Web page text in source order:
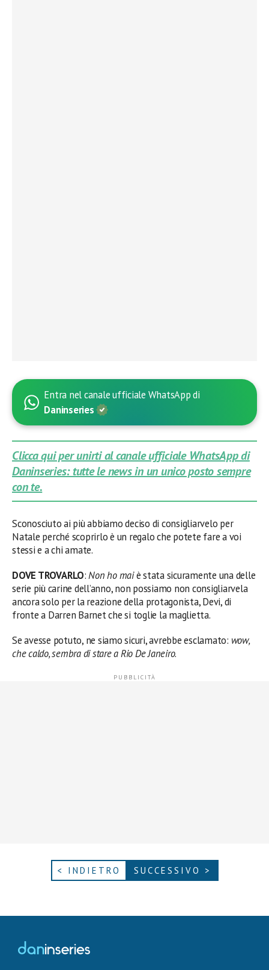
Entra nel canale ufficiale WhatsApp di
Daninseries
Clicca qui per unirti al canale ufficiale WhatsApp di
Daninseries: tutte le news in un unico posto sempre
con te.
Sconosciuto ai più abbiamo deciso di consigliarvelo per
Natale perché scoprirlo è un regalo che potete fare a voi
stessi e a chi amate.
DOVE TROVARLO:Non ho maiè stata sicuramente una delle
serie più carine dell’anno, non possiamo non consigliarvela
ancora solo per la reazione della protagonista, Devi, di
fronte a Darren Barnet che si toglie la maglietta.
Se avesse potuto, ne siamo sicuri, avrebbe esclamato: wow,
che caldo, sembra di stare a Rio De Janeiro.
< INDIETRO SUCCESSIVO >